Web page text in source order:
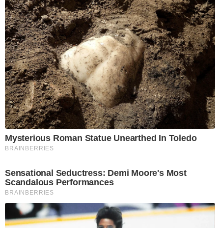
Mysterious Roman Statue Unearthed In Toledo
BRAINBERRIES
Sensational Seductress: Demi Moore's Most
Scandalous Performances
BRAINBERRIES